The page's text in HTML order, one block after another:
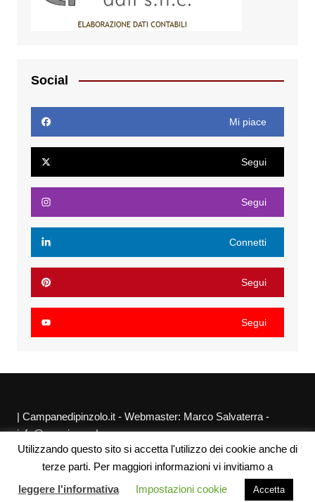
Social
Mi piace
Segui
Segui
Connetti
Segui
Segui
| Campanedipinzolo.it - Webmaster: Marco Salvaterra -
info@agraria.org |
Chi siamo Privacy Policy Sitemap Link utili
Utilizzando questo sito si accetta l'utilizzo dei cookie anche di
terze parti. Per maggiori informazioni vi invitiamo a
leggere l'informativa
Impostazioni cookie Accetta